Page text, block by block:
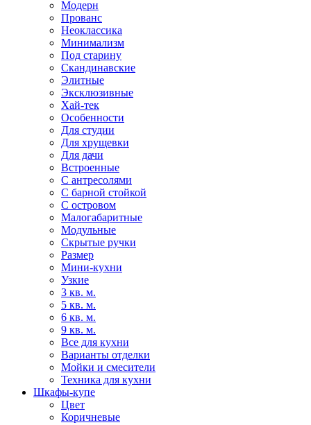
Модерн
Прованс
Неоклассика
Минимализм
Под старину
Скандинавские
Элитные
Эксклюзивные
Хай-тек
Особенности
Для студии
Для хрущевки
Для дачи
Встроенные
С антресолями
С барной стойкой
С островом
Малогабаритные
Модульные
Скрытые ручки
Размер
Мини-кухни
Узкие
3 кв. м.
5 кв. м.
6 кв. м.
9 кв. м.
Все для кухни
Варианты отделки
Мойки и смесители
Техника для кухни
Шкафы-купе
Цвет
Коричневые